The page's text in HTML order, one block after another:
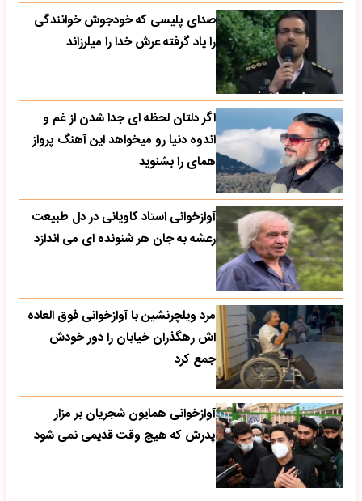
صدای پلیسی که خودجوش خوانندگی
را یاد گرفته عرش خدا را میلرزاند
اگر دلتان لحظه ای جدا شدن از غم و
اندوه دنیا رو میخواهد این آهنگ پرواز
همای را بشنوید
آوازخوانی استاد کاویانی در دل طبیعت
رعشه به جان هر شنونده ای می اندازد
مرد ویلچرنشین با آوازخوانی فوق العاده
اش رهگذران خیابان را دور خودش
جمع کرد
آوازخوانی همایون شجریان بر مزار
پدرش که هیچ وقت قدیمی نمی شود